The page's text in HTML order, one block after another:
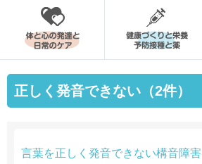
正しく発音できない（2件）
言葉を正しく発音できない構音障害